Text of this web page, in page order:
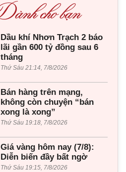
Dầu khí Nhơn Trạch 2 báo
lãi gần 600 tỷ đồng sau 6
tháng
Thứ Sáu 21:14, 7/8/2026
Bán hàng trên mạng,
không còn chuyện “bán
xong là xong”
Thứ Sáu 19:18, 7/8/2026
Giá vàng hôm nay (7/8):
Diễn biến đầy bất ngờ
Thứ Sáu 19:15, 7/8/2026